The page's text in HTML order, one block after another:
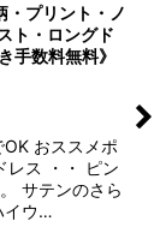
・プリント・ノ
ト・ロングド
手数料無料》
おススメポ
レス ・・ ピン
サテンのさら
イウ…